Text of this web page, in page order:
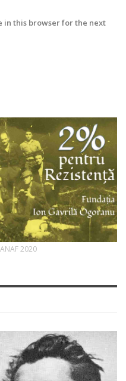
in this browser for the next
2020